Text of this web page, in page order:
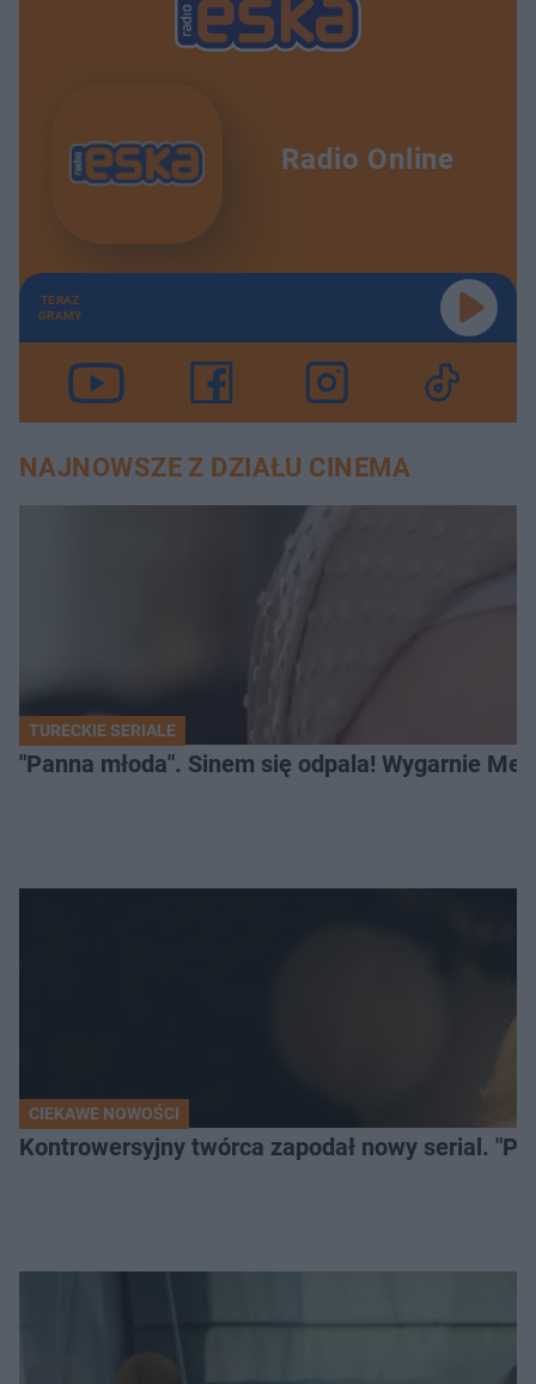
Radio Online
TERAZ
GRAMY
NAJNOWSZE Z DZIAŁU CINEMA
TURECKIE SERIALE
"Panna młoda". Sinem się odpala! Wygarnie
CIEKAWE NOWOŚCI
Kontrowersyjny twórca zapodał nowy serial.